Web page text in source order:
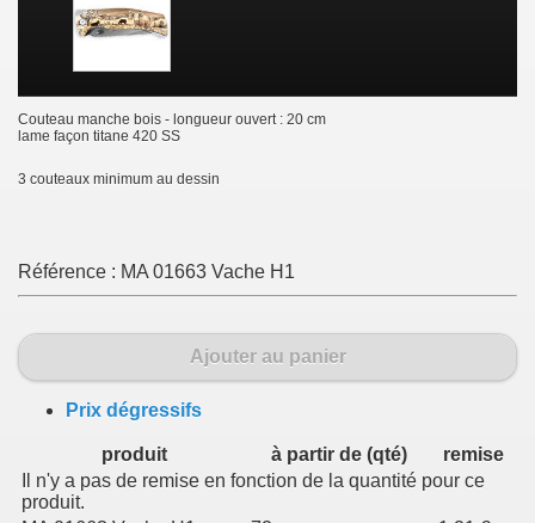
Couteau manche bois - longueur ouvert : 20 cm
lame façon titane 420 SS
3 couteaux minimum au dessin
Référence : MA 01663 Vache H1
Ajouter au panier
Prix dégressifs
produit à partir de (qté)
remise
Il n'y a pas de remise en fonction de la quantité pour ce
produit.